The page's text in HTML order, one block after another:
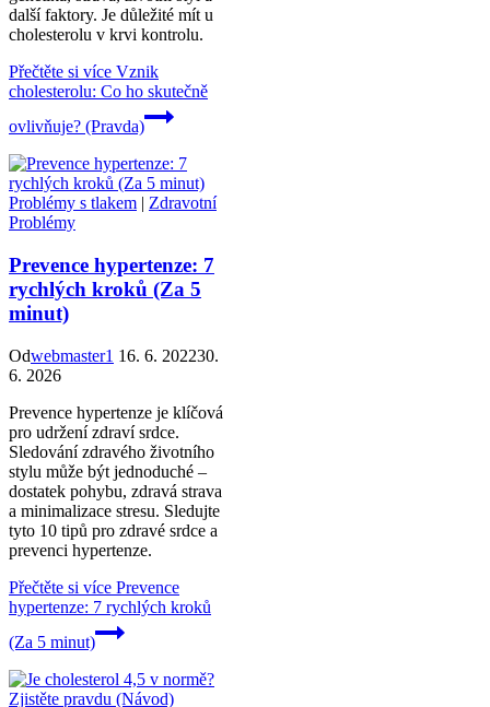
další faktory. Je důležité mít u
cholesterolu v krvi kontrolu.
Přečtěte si více Vznik
cholesterolu: Co ho skutečně
ovlivňuje? (Pravda)
Problémy s tlakem | Zdravotní
Problémy
Prevence hypertenze: 7
rychlých kroků (Za 5
minut)
Odwebmaster1 16. 6. 202230.
6. 2026
Prevence hypertenze je klíčová
pro udržení zdraví srdce.
Sledování zdravého životního
stylu může být jednoduché –
dostatek pohybu, zdravá strava
a minimalizace stresu. Sledujte
tyto 10 tipů pro zdravé srdce a
prevenci hypertenze.
Přečtěte si více Prevence
hypertenze: 7 rychlých kroků
(Za 5 minut)